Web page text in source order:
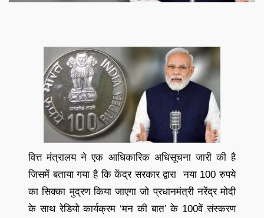
वित्त मंत्रालय ने एक आधिकारिक अधिसूचना जारी की है
जिसमें बताया गया है कि केंद्र सरकार द्वारा नया 100 रुपये
का सिक्का मुद्रण किया जाएगा जो प्रधानमंत्री नरेंद्र मोदी
के साथ रेडियो कार्यक्रम ‘मन की बात’ के 100वें संस्करण